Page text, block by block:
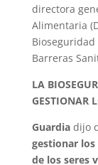
directora
Alimentaria
Barreras
LA
GESTIONAR
Guardiadijo
gestionar los
de los seres